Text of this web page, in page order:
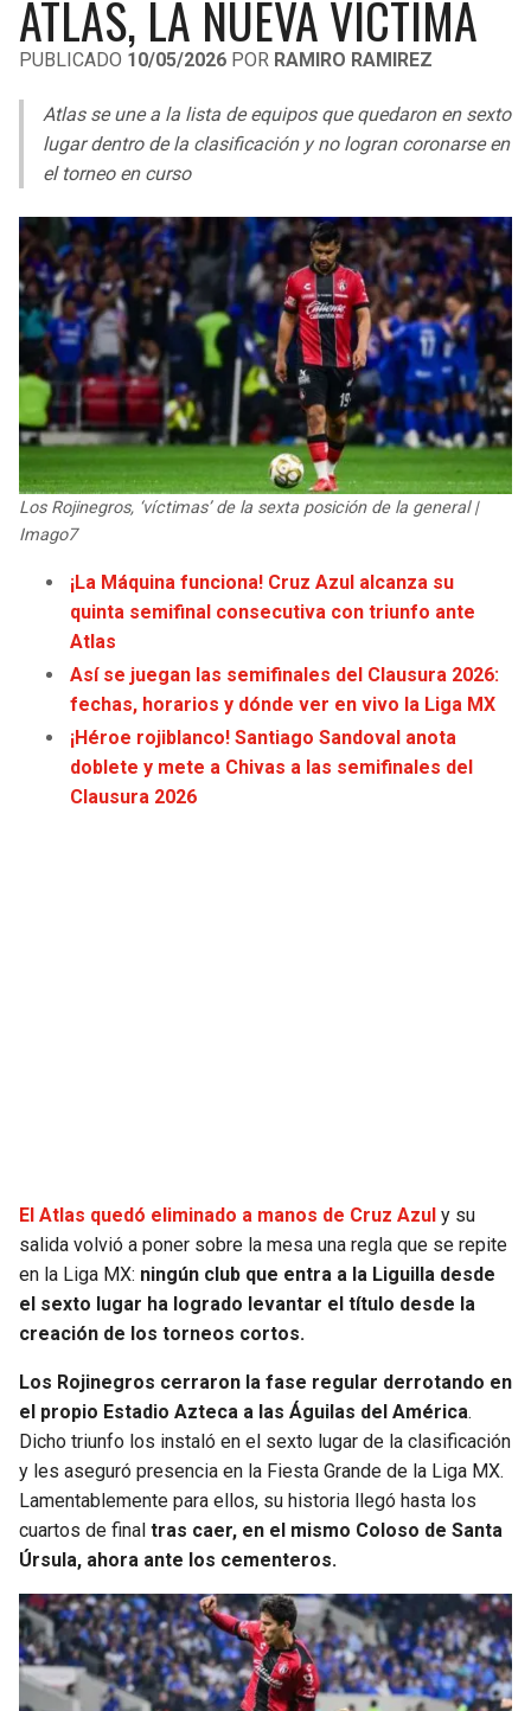
LIGA DE EXPANSIÓN MX
LEAGUES CUP
UEFA EUROPA LEAGUE
UEFA CONFERENCE LEAGUE
MLS
COPA LIBERTADORES
COPA SUDAMERICANA
LIGA BETPLAY
OTRAS LIGAS
RAIDERS
CHARGERS
RAVENS
BENGALS
BROWNS
STEELERS
TEXANS
COLTS
TITANS
COWBOYS
GIANTS
EAGLES
LIONS
FALCONS
PANTHERS
SAINTS
BUCCANEERS
CAVALIERS
PISTONS
PACERS
BUCKS
HAWKS
HORNETS
HEAT
MAGIC
WARRIORS
CLIPPERS
LAKERS
SUNS
NUGGETS
TRAIL BLAZERS
JAZZ
ATLAS, LA NUEVA VÍCTIMA
PUBLICADO 10/05/2026 POR RAMIRO RAMIREZ
Atlas se une a la lista de equipos que quedaron en sexto
lugar dentro de la clasificación y no logran coronarse en
el torneo en curso
Los Rojinegros, ‘víctimas’ de la sexta posición de la general |
Imago7
¡La Máquina funciona! Cruz Azul alcanza su
quinta semifinal consecutiva con triunfo ante
Atlas
Así se juegan las semifinales del Clausura 2026:
fechas, horarios y dónde ver en vivo la Liga MX
¡Héroe rojiblanco! Santiago Sandoval anota
doblete y mete a Chivas a las semifinales del
Clausura 2026
El Atlas quedó eliminado a manos de Cruz Azul y su
salida volvió a poner sobre la mesa una regla que se repite
en la Liga MX: ningún club que entra a la Liguilla desde
el sexto lugar ha logrado levantar el título desde la
creación de los torneos cortos.
Los Rojinegros cerraron la fase regular derrotando en
el propio Estadio Azteca a las Águilas del América.
Dicho triunfo los instaló en el sexto lugar de la clasificación
y les aseguró presencia en la Fiesta Grande de la Liga MX.
Lamentablemente para ellos, su historia llegó hasta los
cuartos de final tras caer, en el mismo Coloso de Santa
Úrsula, ahora ante los cementeros.